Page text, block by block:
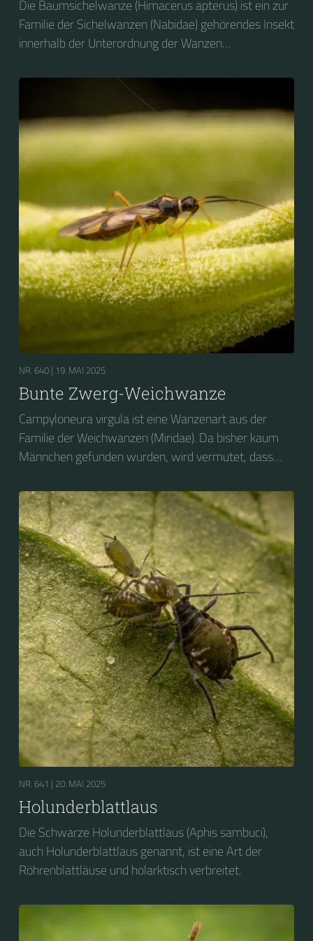
Die Baumsichelwanze (Himacerus apterus) ist ein zur
Familie der Sichelwanzen (Nabidae) gehörendes Insekt
innerhalb der Unterordnung der Wanzen
NR. 640 | 19. MAI 2025
Bunte Zwerg-Weichwanze
Campyloneura virgula ist eine Wanzenart aus der
Familie der Weichwanzen (Miridae). Da bisher kaum
Männchen gefunden wurden, wird vermutet, dass
Artepitheton virgula (lat.: virgo = Jungfrau) verweist
darauf. Die wenigen bisher gefundenen Männchen
wiesen verkümmerte Genitalien auf und waren nicht
fortpflanzungsfähig. Fertile Männchen sollen jedoch in
Nordafrika auftreten.
NR. 641 | 20. MAI 2025
Holunderblattlaus
Die Schwarze Holunderblattlaus (Aphis sambuci),
auch Holunderblattlaus genannt, ist eine Art der
Röhrenblattläuse und holarktisch verbreitet.